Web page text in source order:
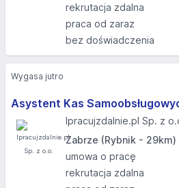
rekrutacja zdalna
praca od zaraz
bez doświadczenia
Asystent Kas
Ipracujzdalnie.pl Sp. z
Zabrze (Rybnik - 29km)
umowa o pracę
rekrutacja zdalna
Wygasa jutro